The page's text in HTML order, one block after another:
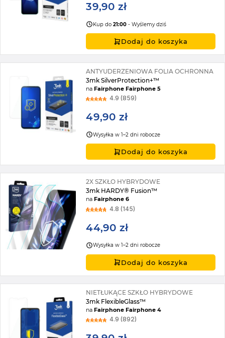
39,90 zł
Kup do21:00 - Wyślemy dziś
Dodaj do koszyka
ANTYUDERZENIOWA FOLIA OCHRONNA
3mk SilverProtection+™
naFairphone Fairphone 5
4.9 (859)
49,90 zł
Wysyłka w 1–2 dni robocze
Dodaj do koszyka
2X SZKŁO HYBRYDOWE
3mk HARDY® Fusion™
naFairphone 6
4.8 (145)
44,90 zł
Wysyłka w 1–2 dni robocze
Dodaj do koszyka
NIETŁUKĄCE SZKŁO HYBRYDOWE
3mk FlexibleGlass™
naFairphone Fairphone 4
4.9 (892)